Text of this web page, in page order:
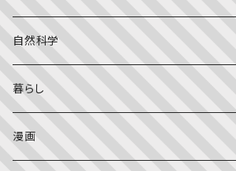
チャイルドブックアップル（2・3歳～）
外国の絵本
昔話・民話
日本の昔話・民話
おばけ・妖怪・こわい絵本
評論
エッセイ・日記
海外文学
自然科学
暮らし
食・料理
漫画